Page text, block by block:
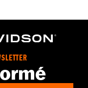
,Tour de taille
sur le devant,Poches
,
vous sur